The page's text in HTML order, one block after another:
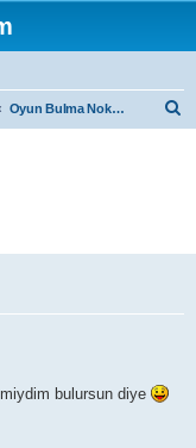
Oyun Bulma Noktası
bulursun diye